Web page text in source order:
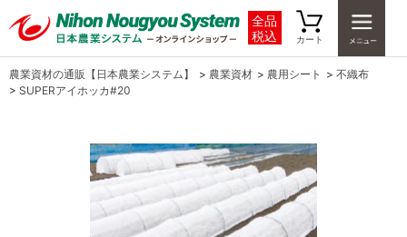
全品
税込
カート
農業資材の通販【日本農業システム】 > 農業資材 > 農用シート > 不織布
> SUPERアイホッカ#20